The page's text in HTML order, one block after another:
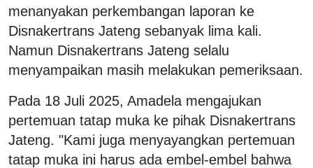
menanyakan perkembangan laporan ke
Disnakertrans Jateng sebanyak lima kali.
Namun Disnakertrans Jateng selalu
menyampaikan masih melakukan pemeriksaan.
Pada 18 Juli 2025, Amadela mengajukan
pertemuan tatap muka ke pihak Disnakertrans
Jateng. "Kami juga menyayangkan pertemuan
tatap muka ini harus ada embel-embel bahwa